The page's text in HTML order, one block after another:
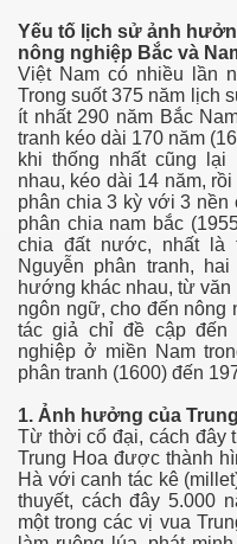
Yếu tố lịch sử ảnh
nông nghiệp Bắc và
Việt Nam có nhiều lần
Trong suốt 375 năm lịch
ít nhất 290 năm Bắc
tranh kéo dài 170 năm
khi thống nhất cũng lại
nhau, kéo dài 14 năm,
phân chia 3 kỳ với 3 nền
phân chia nam bắc
chia đất nước, nhất là
Nguyễn phân tranh,
hướng khác nhau, từ văn
ngôn ngữ, cho đến nông
tác giả chỉ đề cập đến
nghiệp ở miền Nam
phân tranh (1600) đến
1. Ảnh hưởng của
Từ thời cổ đại, cách đây
Trung Hoa được thành
Hà với canh tác kê
thuyết, cách đây 5.000
một trong các vị vua